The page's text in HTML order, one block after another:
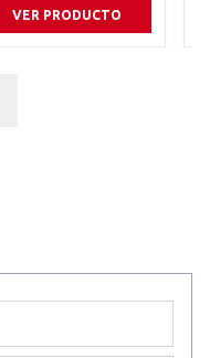
VER PRODUCTO